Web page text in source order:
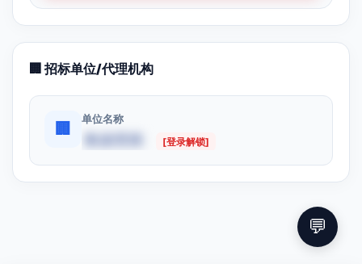
🏢 招标单位/代理机构
🏢
单位名称
[登录解锁]
💬